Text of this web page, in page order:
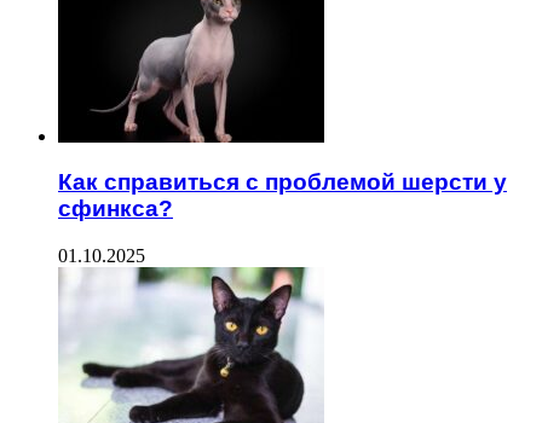
Как справиться с проблемой шерсти у
сфинкса?
01.10.2025